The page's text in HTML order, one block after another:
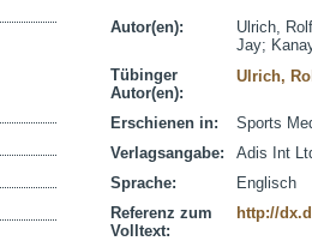
Autor(en):
Ulrich, Rolf
Jay;
Tübinger
Autor(en):
Ulrich,
Erschienen in:
Sports
Verlagsangabe:
Adis Int
Sprache:
Englisch
Referenz zum
Volltext:
http://